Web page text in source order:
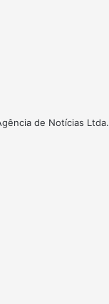
de Notícias Ltda.